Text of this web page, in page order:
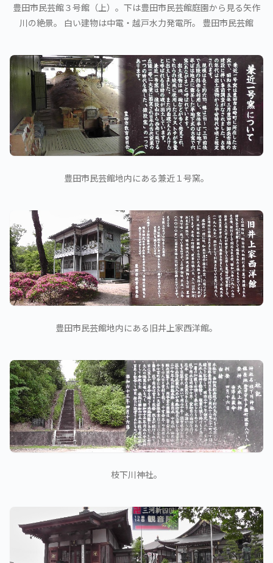
豊田市民芸館３号館（上）。下は豊田市民芸館庭園から見る矢作
川の絶景。 白い建物は中電・越戸水力発電所。 豊田市民芸館
豊田市民芸館地内にある兼近１号窯。
豊田市民芸館地内にある旧井上家西洋館。
枝下川神社。